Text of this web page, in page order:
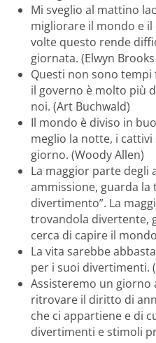
Mi sveglio al mattino
migliorare il mondo e
volte questo rende
giornata. (Elwyn
Questi non sono
il governo è molto più
noi. (Art Buchwald)
Il mondo è diviso in
meglio la notte, i cattivi
giorno. (Woody Allen)
La maggior parte degli
ammissione, guarda la
divertimento”. La
trovandola divertente,
cerca di capire il
La vita sarebbe
per i suoi divertimenti.
Assisteremo un giorno
ritrovare il diritto di
che ci appartiene e di
divertimenti e stimoli